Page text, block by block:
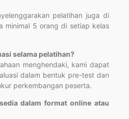
pelatihan juga di
minimal 5 orang di setiap kelas
selama pelatihan?
menghendaki, kami dapat
dalam bentuk pre-test dan
perkembangan peserta.
dalam format online atau